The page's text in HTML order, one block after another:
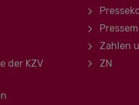
der KZV
Navigation
Zahlen
ZN